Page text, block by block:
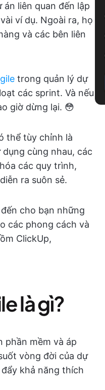
liên quan đến lập
ví dụ. Ngoài ra, họ
và các bên liên
trong quản lý dự
các sprint. Và nếu
giờ dừng lại. 😳
thể tùy chỉnh là
cùng nhau, các
các quy trình,
ra suôn sẻ.
cho bạn những
các phong cách và
ClickUp,
là gì?
phần mềm và áp
vòng đời của dự
khả năng thích